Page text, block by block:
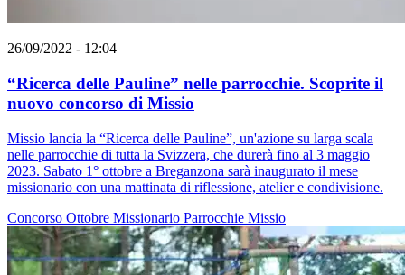
26/09/2022 - 12:04
“Ricerca delle Pauline” nelle parrocchie. Scoprite il
nuovo concorso di Missio
Missio lancia la “Ricerca delle Pauline”, un'azione su larga scala
nelle parrocchie di tutta la Svizzera, che durerà fino al 3 maggio
2023. Sabato 1° ottobre a Breganzona sarà inaugurato il mese
missionario con una mattinata di riflessione, atelier e condivisione.
Concorso Ottobre Missionario Parrocchie Missio